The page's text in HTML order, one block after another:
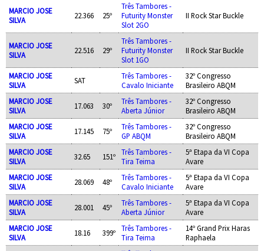
MARCIO JOSE
SILVA
22.366 25º
Três Tambores -
Futurity Monster
Slot 2GO
II Rock Star Buckle
MARCIO JOSE
SILVA
22.516 29º
Três Tambores -
Futurity Monster
Slot 1GO
II Rock Star Buckle
MARCIO JOSE
SILVA
SAT
Três Tambores -
Cavalo Iniciante
32º Congresso
Brasileiro ABQM
MARCIO JOSE
SILVA
17.063 30º
Três Tambores -
Aberta Júnior
32º Congresso
Brasileiro ABQM
MARCIO JOSE
SILVA
17.145 75º
Três Tambores -
GP ABQM
32º Congresso
Brasileiro ABQM
MARCIO JOSE
SILVA
32.65 151º
Três Tambores -
Tira Teima
5ª Etapa da VI Copa
Avare
MARCIO JOSE
SILVA
28.069 48º
Três Tambores -
Cavalo Iniciante
5ª Etapa da VI Copa
Avare
MARCIO JOSE
SILVA
28.001 45º
Três Tambores -
Aberta Júnior
5ª Etapa da VI Copa
Avare
MARCIO JOSE
SILVA
18.16 399º
Três Tambores -
Tira Teima
14º Grand Prix Haras
Raphaela